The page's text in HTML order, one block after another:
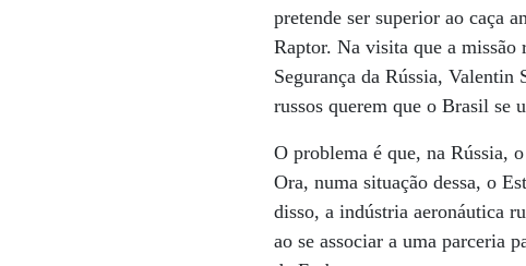
pretende ser superior ao caça
Raptor. Na visita que a missão
Segurança da Rússia,
russos querem que o Brasil se
O problema é que, na Rússia,
Ora, numa situação dessa, o
disso, a indústria aeronáutica
ao se associar a uma parceria